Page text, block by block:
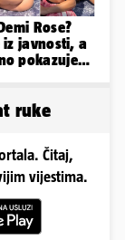
Rose?
iz javnosti, a
pokazuje
ruke
Čitaj,
vijestima.